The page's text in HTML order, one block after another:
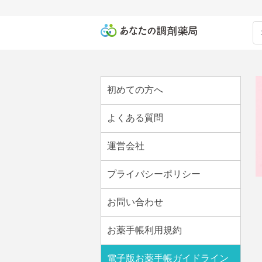
初めての方へ
よくある質問
運営会社
プライバシーポリシー
お問い合わせ
お薬手帳利用規約
電子版お薬手帳ガイドライン